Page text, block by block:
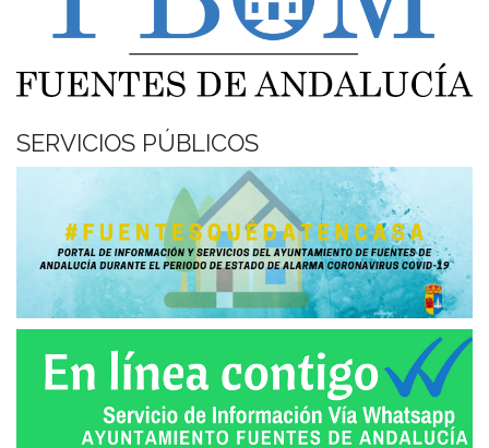
SERVICIOS PÚBLICOS